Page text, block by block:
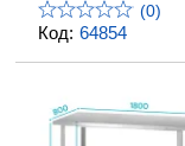
Код: 64854
(0)